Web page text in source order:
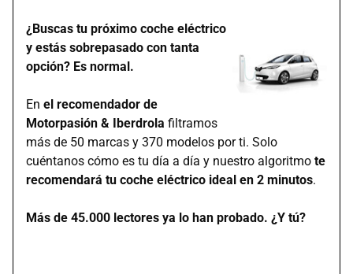
¿Buscas tu próximo coche eléctrico
y estás sobrepasado con tanta
opción? Es normal.
En el recomendador de
Motorpasión & Iberdrola filtramos
más de 50 marcas y 370 modelos por ti. Solo
cuéntanos cómo es tu día a día y nuestro algoritmo te
recomendará tu coche eléctrico ideal en 2 minutos.
Más de 45.000 lectores ya lo han probado. ¿Y tú?